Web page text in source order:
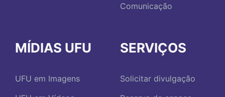
Comunicação
MÍDIAS UFU
UFU em Imagens
SERVIÇOS
Solicitar divulgação